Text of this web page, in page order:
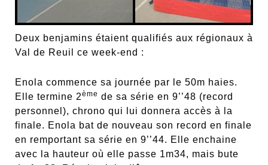
Deux benjamins étaient qualifiés aux régionaux à
Val de Reuil ce week-end :
Enola commence sa journée par le 50m haies.
Elle termine 2ème de sa série en 9’’48 (record
personnel), chrono qui lui donnera accès à la
finale. Enola bat de nouveau son record en finale
en remportant sa série en 9’’44. Elle enchaine
avec la hauteur où elle passe 1m34, mais bute